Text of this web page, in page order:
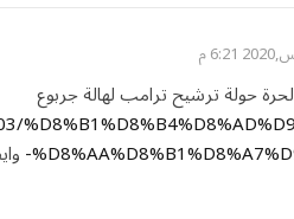
حولة ترشيح ترامب لهالة جربوع